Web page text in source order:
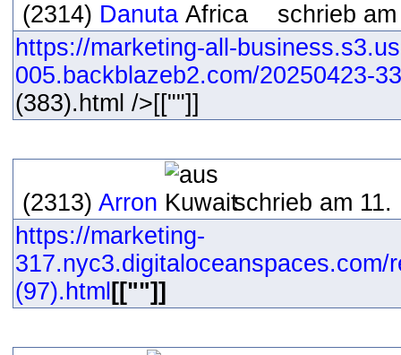
(2314) Danuta
schrieb
https://marketing-all-
005.backblazeb2.com/20250423-
(383).html />[[""]]
(2313) Arron
schrieb am
https://marketing-
317.nyc3.digitaloceanspaces.com/
(97).html [[""]]